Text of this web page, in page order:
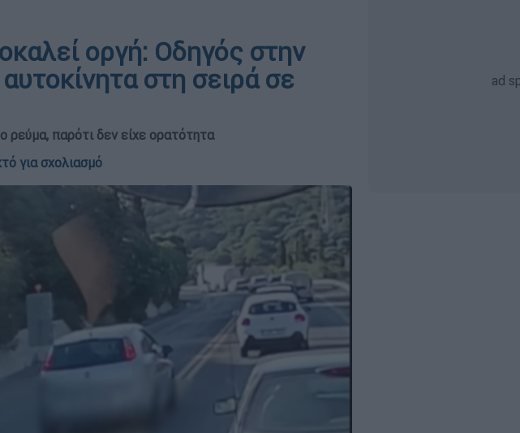
οργή: Οδηγός στην
στη σειρά σε
ρεύμα, παρότι δεν είχε ορατότητα
για σχολιασμό